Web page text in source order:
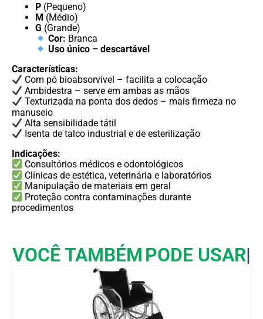
P (Pequeno)
M (Médio)
G (Grande)
Cor: Branca
Uso único – descartável
Características:
Com pó bioabsorvível – facilita a colocação
Ambidestra – serve em ambas as mãos
Texturizada na ponta dos dedos – mais firmeza no
manuseio
Alta sensibilidade tátil
Isenta de talco industrial e de esterilização
Indicações:
Consultórios médicos e odontológicos
Clínicas de estética, veterinária e laboratórios
Manipulação de materiais em geral
Proteção contra contaminações durante
procedimentos
VOCÊ TAMBÉM PODE USAR